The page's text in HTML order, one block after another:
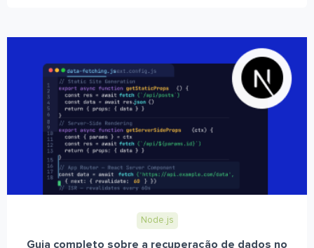
Node.js
Guia completo sobre a recuperação de dados no